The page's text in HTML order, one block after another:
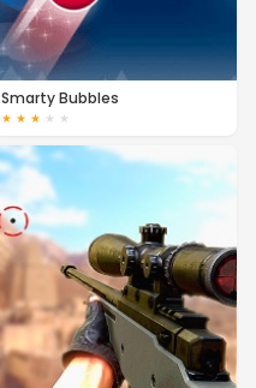
Smarty Bubbles
★ ★ ★ ★ ★